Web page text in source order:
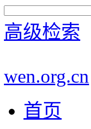
高级检索
wen.org.cn
首页